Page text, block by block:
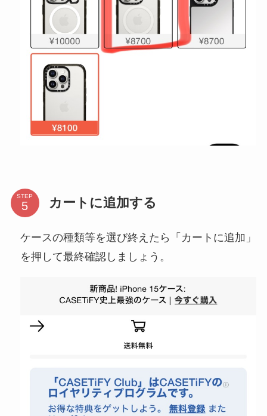
STEP カートに追加する
ケースの種類等を選び終えたら「カートに追加」
を押して最終確認しましょう。